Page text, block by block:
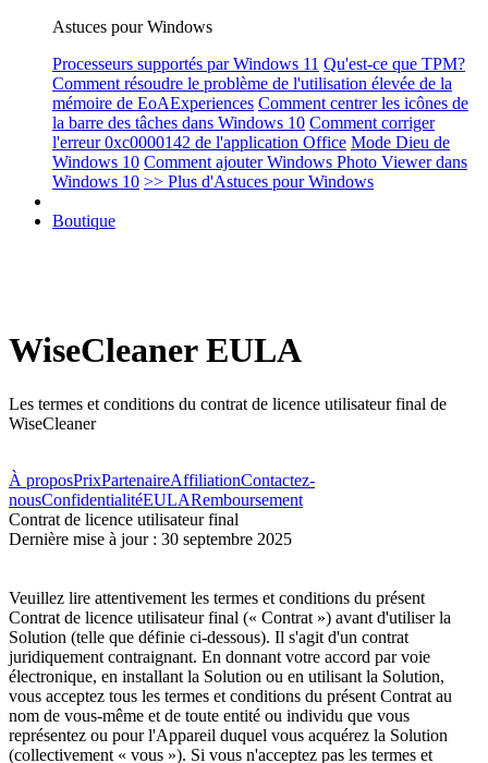
Astuces pour Windows
Processeurs supportés par Windows 11 Qu'est-ce que TPM?
Comment résoudre le problème de l'utilisation élevée de la
mémoire de EoAExperiences Comment centrer les icônes de
la barre des tâches dans Windows 10 Comment corriger
l'erreur 0xc0000142 de l'application Office Mode Dieu de
Windows 10 Comment ajouter Windows Photo Viewer dans
Windows 10 >> Plus d'Astuces pour Windows
Boutique
WiseCleaner EULA
Les termes et conditions du contrat de licence utilisateur final de
WiseCleaner
À proposPrixPartenaireAffiliationContactez-
nousConfidentialitéEULARemboursement
Contrat de licence utilisateur final
Dernière mise à jour : 30 septembre 2025
Veuillez lire attentivement les termes et conditions du présent
Contrat de licence utilisateur final (« Contrat ») avant d'utiliser la
Solution (telle que définie ci-dessous). Il s'agit d'un contrat
juridiquement contraignant. En donnant votre accord par voie
électronique, en installant la Solution ou en utilisant la Solution,
vous acceptez tous les termes et conditions du présent Contrat au
nom de vous-même et de toute entité ou individu que vous
représentez ou pour l'Appareil duquel vous acquérez la Solution
(collectivement « vous »). Si vous n'acceptez pas les termes et